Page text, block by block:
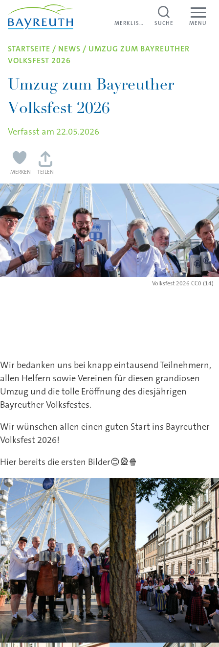
Direkt zum Inhalt
MENU
SUCHE
MERKLISTE
STARTSEITE / NEWS / UMZUG ZUM BAYREUTHER
VOLKSFEST 2026
Umzug zum Bayreuther
Volksfest 2026
Verfasst am 22.05.2026
MERKEN TEILEN
Volksfest 2026 CC0 (14)
Wir bedanken uns bei knapp eintausend Teilnehmern,
allen Helfern sowie Vereinen für diesen grandiosen
Umzug und die tolle Eröffnung des diesjährigen
Bayreuther Volksfestes.
Wir wünschen allen einen guten Start ins Bayreuther
Volksfest 2026!
Hier bereits die ersten Bilder😊🎡🍿